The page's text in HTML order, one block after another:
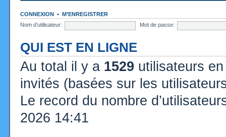
CONNEXION • M’ENREGISTRER
Nom d’utilisateur:
Mot de passe:
QUI EST EN LIGNE
Au total il y a 1529 utilisateurs
invités (basées sur les
Le record du nombre
2026 14:41